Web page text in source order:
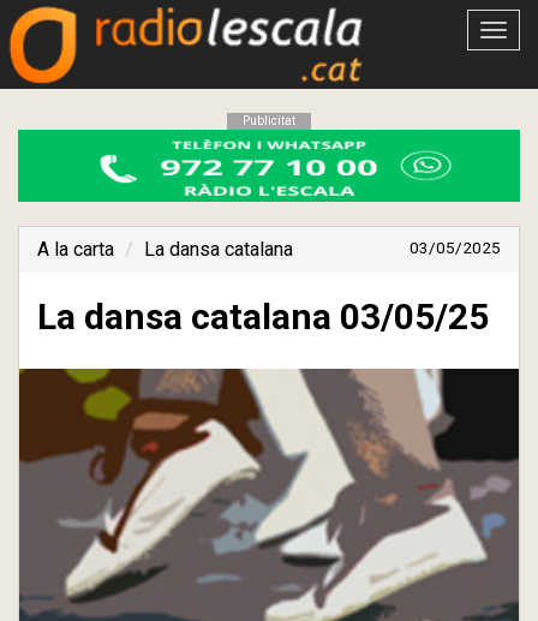
Obrir
Publicitat
A la carta La dansa catalana 03/05/2025
La dansa catalana 03/05/25